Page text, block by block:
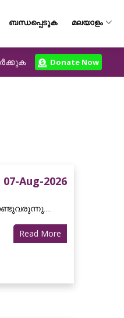
ബന്ധപ്പെടുക മലയാളം
Donate Now
07-Aug-2026
Read More